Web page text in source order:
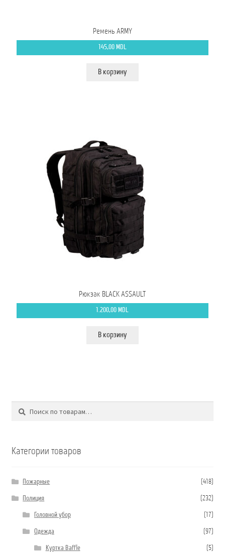
Ремень ARMY
145,00 MDL
В корзину
Рюкзак BLACK ASSAULT
1.200,00MDL
В корзину
Искать:
Поиск
Категории товаров
Пожарные (418)
Полиция (232)
Головной убор (17)
Одежда (97)
Куртка Baffle (5)